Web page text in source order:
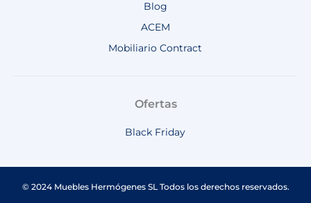
Blog
ACEM
Mobiliario Contract
Ofertas
Black Friday
© 2024 Muebles Hermógenes SL Todos los derechos reservados.